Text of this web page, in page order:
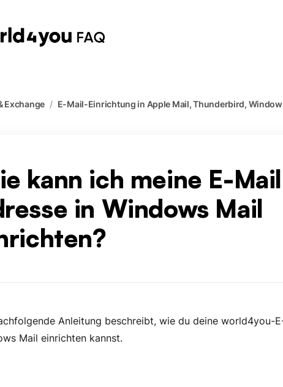
Exchange / E-Mail-Einrichtung in Apple Mail, Thunderbird,
kann ich meine E-
in Windows Mail
Anleitung beschreibt, wie du deine world4you-
Mail einrichten kannst.